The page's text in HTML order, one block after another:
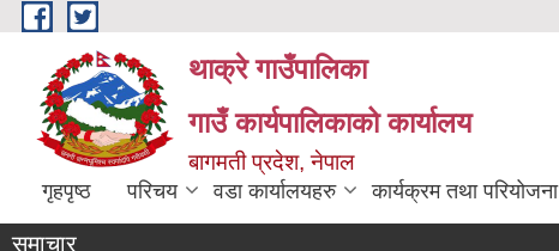
Skip to main content
थाक्रे गाउँपालिका
गाउँ कार्यपालिकाको कार्यालय
बागमती प्रदेश, नेपाल
गृहपृष्ठ परिचय वडा कार्यालयहरु कार्यक्रम तथा परियोजना
समाचार